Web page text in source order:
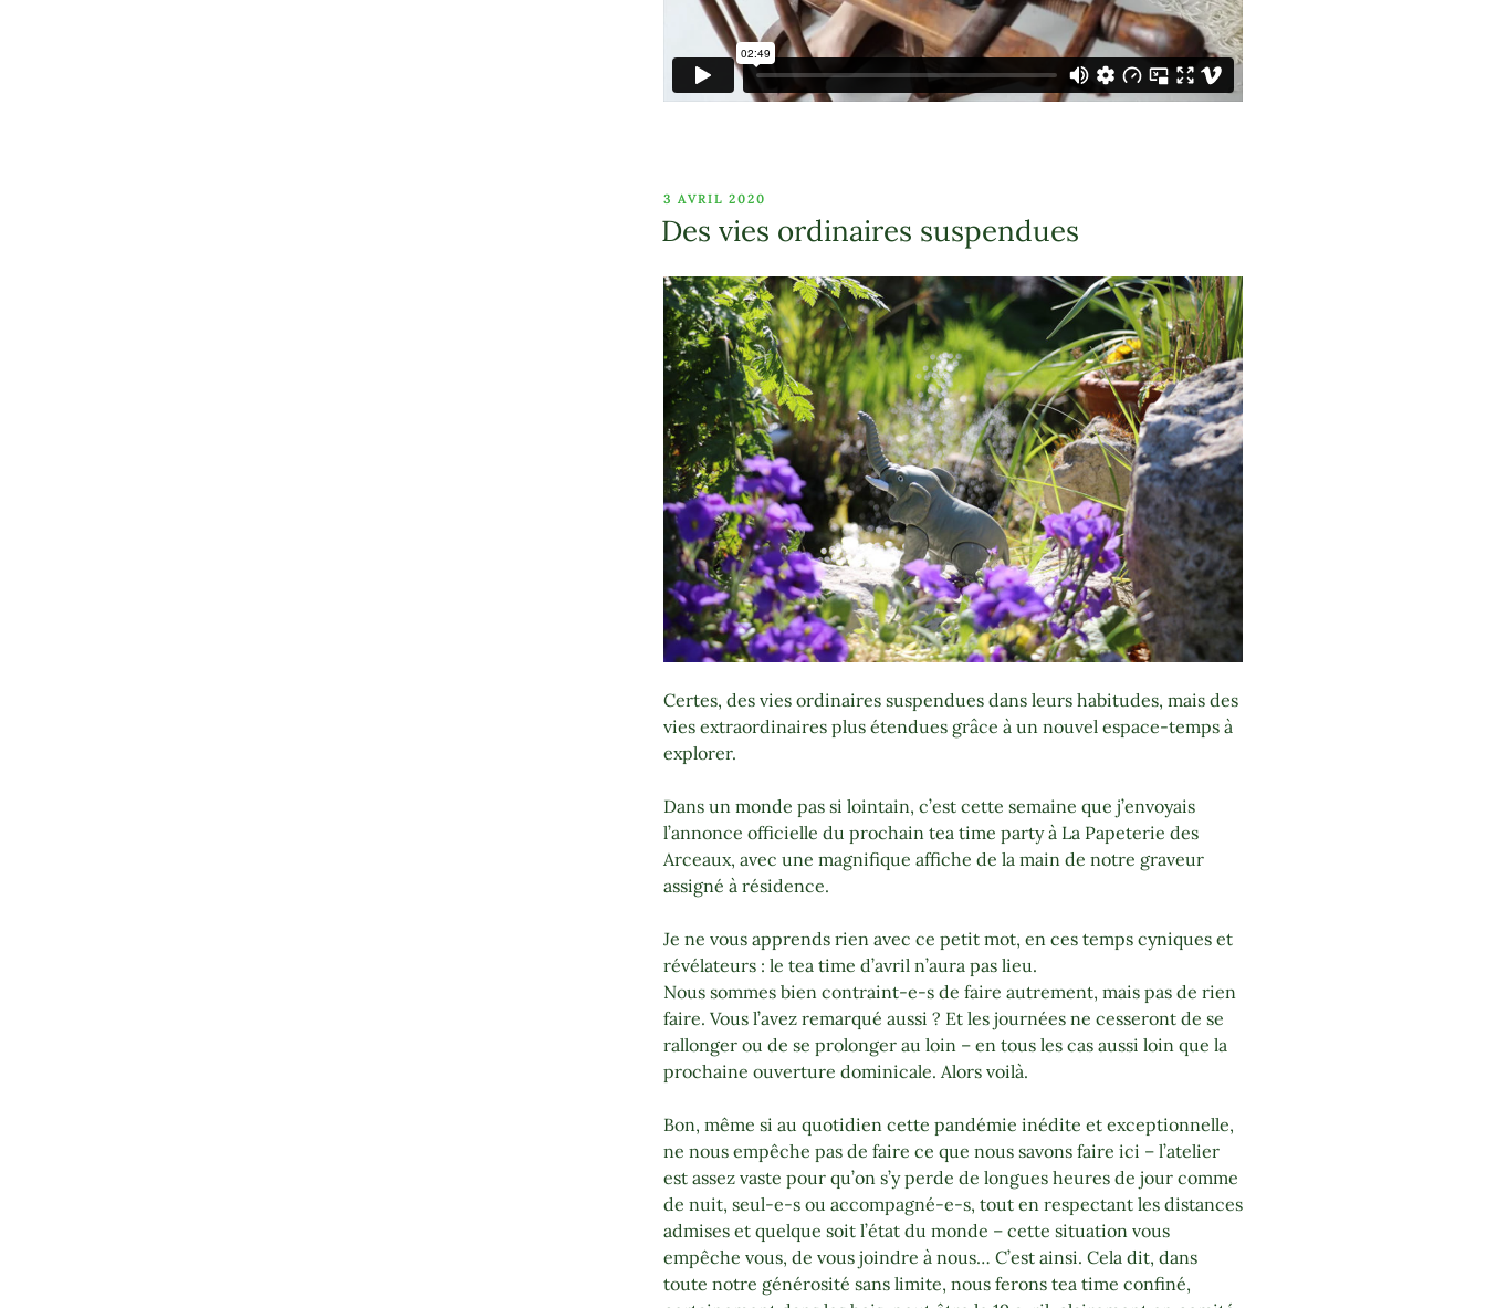
PUBLIÉ
3 AVRIL 2020
Des vies ordinaires suspendues
Certes, des vies ordinaires suspendues dans leurs habitudes, mais des
vies extraordinaires plus étendues grâce à un nouvel espace-temps à
explorer.
Dans un monde pas si lointain, c’est cette semaine que j’envoyais
l’annonce officielle du prochain tea time party à La Papeterie des
Arceaux, avec une magnifique affiche de la main de notre graveur
assigné à résidence.
Je ne vous apprends rien avec ce petit mot, en ces temps cyniques et
révélateurs : le tea time d’avril n’aura pas lieu.
Nous sommes bien contraint-e-s de faire autrement, mais pas de rien
faire. Vous l’avez remarqué aussi ? Et les journées ne cesseront de se
rallonger ou de se prolonger au loin – en tous les cas aussi loin que la
prochaine ouverture dominicale. Alors voilà.
Bon, même si au quotidien cette pandémie inédite et exceptionnelle,
ne nous empêche pas de faire ce que nous savons faire ici – l’atelier
est assez vaste pour qu’on s’y perde de longues heures de jour comme
de nuit, seul-e-s ou accompagné-e-s, tout en respectant les distances
admises et quelque soit l’état du monde – cette situation vous
empêche vous, de vous joindre à nous… C’est ainsi. Cela dit, dans
toute notre générosité sans limite, nous ferons tea time confiné,